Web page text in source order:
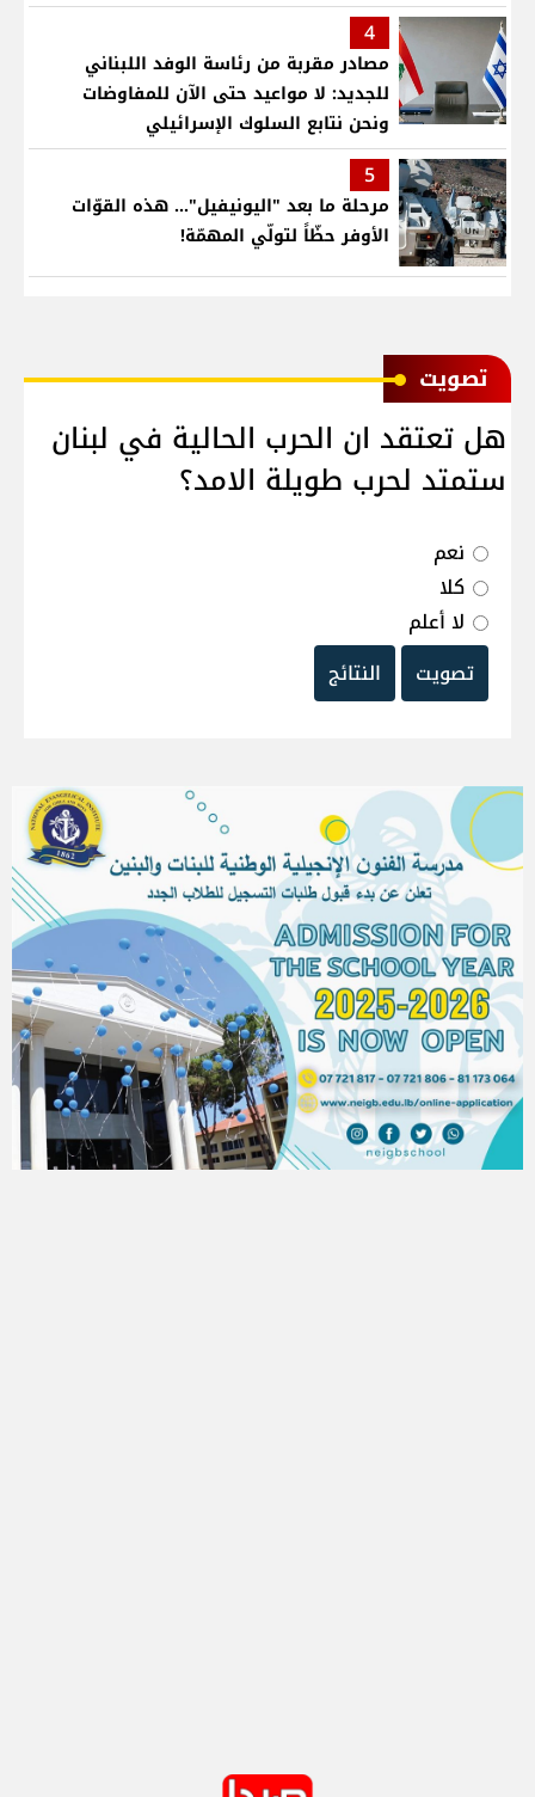
4
مصادر مقربة من رئاسة الوفد اللبناني
للجديد: لا مواعيد حتى الآن للمفاوضات
ونحن نتابع السلوك الإسرائيلي
5
مرحلة ما بعد "اليونيفيل"... هذه القوّات
الأوفر حظّاً لتولّي المهمّة!
ﺗﺼﻮﻳﺖ
هل تعتقد ان الحرب الحالية في لبنان
ستمتد لحرب طويلة الامد؟
نعم
كلا
لا أعلم
تصويت
النتائج